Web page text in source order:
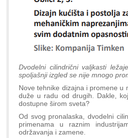
Dvodelni cilindrični valjkasti
spoljašnji izgled se nije mnogo
Nove tehnike dizajna i promene u
duže u radu od drugih. Dakle,
dostupne širom sveta?
Od svog pronalaska, dvodelni
primenama u raznim
održavanja i zamene.